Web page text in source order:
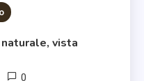
vista
0